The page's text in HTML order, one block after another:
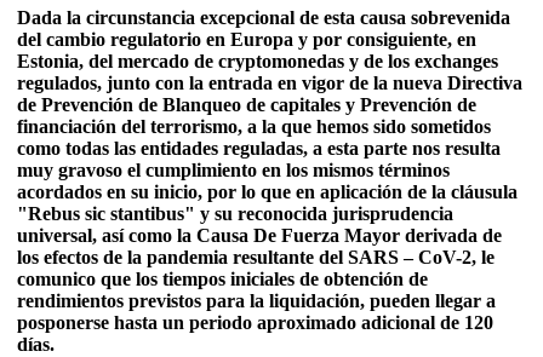
Dada la circunstancia excepcional de esta causa sobrevenida
del cambio regulatorio en Europa y por consiguiente, en
Estonia, del mercado de cryptomonedas y de los exchanges
regulados, junto con la entrada en vigor de la nueva Directiva
de Prevención de Blanqueo de capitales y Prevención de
financiación del terrorismo, a la que hemos sido sometidos
como todas las entidades reguladas, a esta parte nos resulta
muy gravoso el cumplimiento en los mismos términos
acordados en su inicio, por lo que en aplicación de la cláusula
"Rebus sic stantibus" y su reconocida jurisprudencia
universal, así como la Causa De Fuerza Mayor derivada de
los efectos de la pandemia resultante del SARS – CoV-2, le
comunico que los tiempos iniciales de obtención de
rendimientos previstos para la liquidación, pueden llegar a
posponerse hasta un periodo aproximado adicional de 120
días.